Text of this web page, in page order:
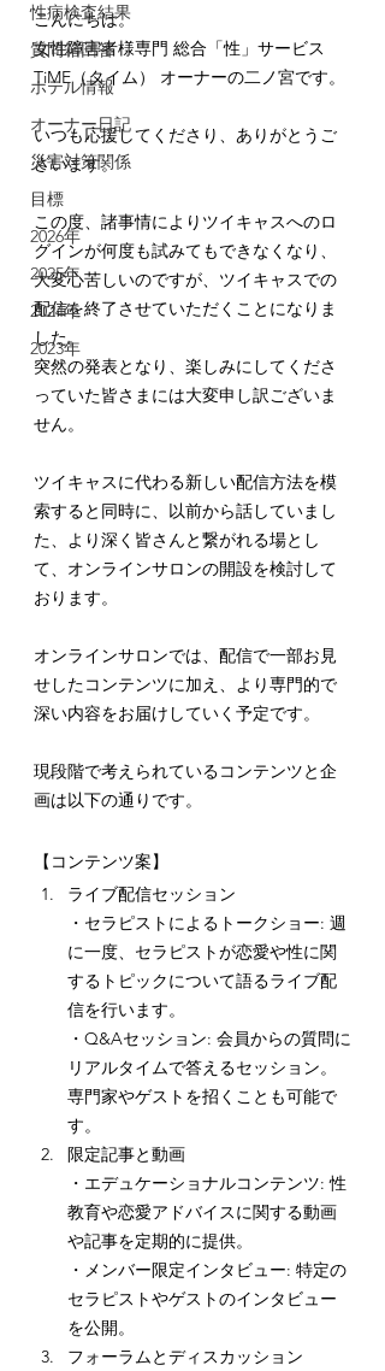
性病検査結果
質問箱回答
ホテル情報
オーナー日記
災害対策関係
目標
2026年
2025年
2024年
2023年
こんにちは。
女性障害者様専門 総合「性」サービス
TiME（タイム） オーナーの二ノ宮です。
いつも応援してくださり、ありがとうご
ざいます。
この度、諸事情によりツイキャスへのロ
グインが何度も試みてもできなくなり、
大変心苦しいのですが、ツイキャスでの
配信を終了させていただくことになりま
した。
突然の発表となり、楽しみにしてくださ
っていた皆さまには大変申し訳ございま
せん。
ツイキャスに代わる新しい配信方法を模
索すると同時に、以前から話していまし
た、より深く皆さんと繋がれる場とし
て、オンラインサロンの開設を検討して
おります。
オンラインサロンでは、配信で一部お見
せしたコンテンツに加え、より専門的で
深い内容をお届けしていく予定です。
現段階で考えられているコンテンツと企
画は以下の通りです。
【コンテンツ案】
ライブ配信セッション
・セラピストによるトークショー: 週
に一度、セラピストが恋愛や性に関
するトピックについて語るライブ配
信を行います。
・Q&Aセッション: 会員からの質問に
リアルタイムで答えるセッション。
専門家やゲストを招くことも可能で
す。
限定記事と動画
・エデュケーショナルコンテンツ: 性
教育や恋愛アドバイスに関する動画
や記事を定期的に提供。
・メンバー限定インタビュー: 特定の
セラピストやゲストのインタビュー
を公開。
フォーラムとディスカッション